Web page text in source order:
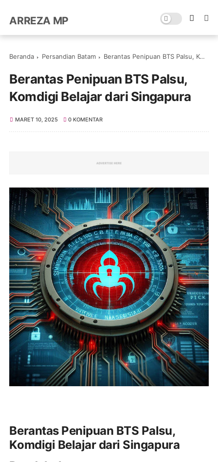
ARREZA MP
Beranda Persandian Batam Berantas Penipuan BTS Palsu, Komdigi Belajar dari Singapura
Berantas Penipuan BTS Palsu,
Komdigi Belajar dari Singapura
MARET 10, 2025 0 KOMENTAR
Berantas Penipuan BTS Palsu,
Komdigi Belajar dari Singapura